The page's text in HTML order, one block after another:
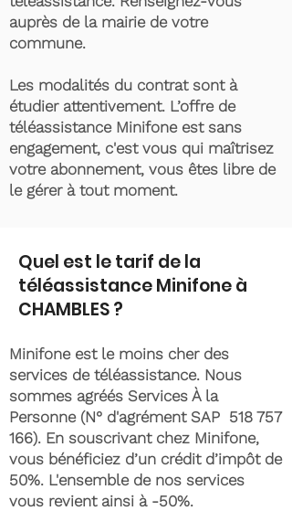
auprès de la mairie de votre
commune.
Les modalités du contrat sont à
étudier attentivement. L’offre de
téléassistance Minifone est sans
engagement, c'est vous qui maîtrisez
votre abonnement, vous êtes libre de
le gérer à tout moment.
Quel est le tarif de la
téléassistance Minifone à
CHAMBLES ?
Minifone est le moins cher des
services de téléassistance. Nous
sommes agréés Services À la
Personne (N° d'agrément SAP 518 757
166). En souscrivant chez Minifone,
vous bénéficiez d’un crédit d’impôt de
50%. L'ensemble de nos services
vous revient ainsi à -50%.